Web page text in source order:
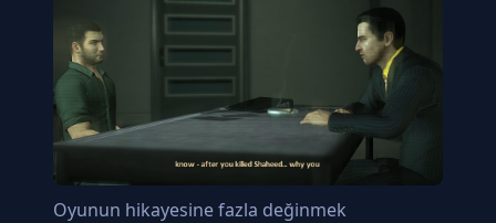
Oyunun hikayesine fazla değinmek